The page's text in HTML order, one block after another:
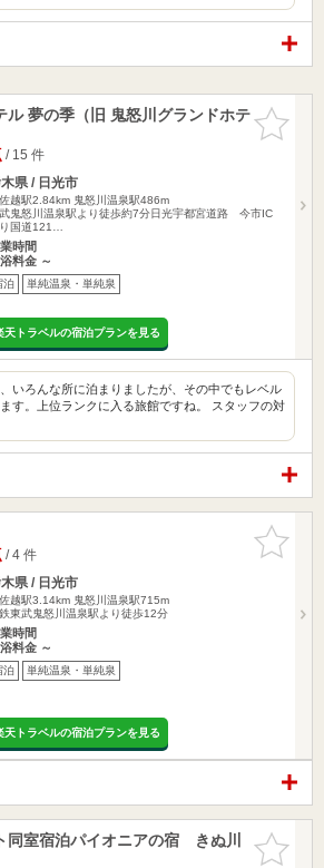
お気に入
りに追加
ル 夢の季（旧 鬼怒川グランドホテ
/ 15 件
県 / 日光市
越駅2.84km 鬼怒川温泉駅486m
鬼怒川温泉駅より徒歩約7分日光宇都宮道路 今市IC
国道121…
時間
料金 ～
泊 単純温泉・単純泉
天トラベルの宿泊プランを見る
いろんな所に泊まりましたが、その中でもレベル
す。上位ランクに入る旅館ですね。 スタッフの対
お気に入
りに追加
/ 4 件
県 / 日光市
越駅3.14km 鬼怒川温泉駅715m
東武鬼怒川温泉駅より徒歩12分
時間
料金 ～
泊 単純温泉・単純泉
天トラベルの宿泊プランを見る
お気に入
りに追加
室宿泊パイオニアの宿 きぬ川